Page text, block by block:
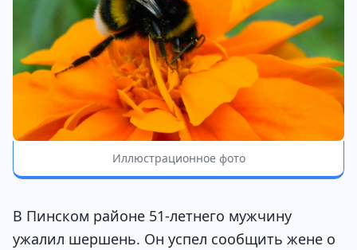
Иллюстрационное фото
В Пинском районе 51-летнего мужчину
ужалил шершень. Он успел сообщить жене о